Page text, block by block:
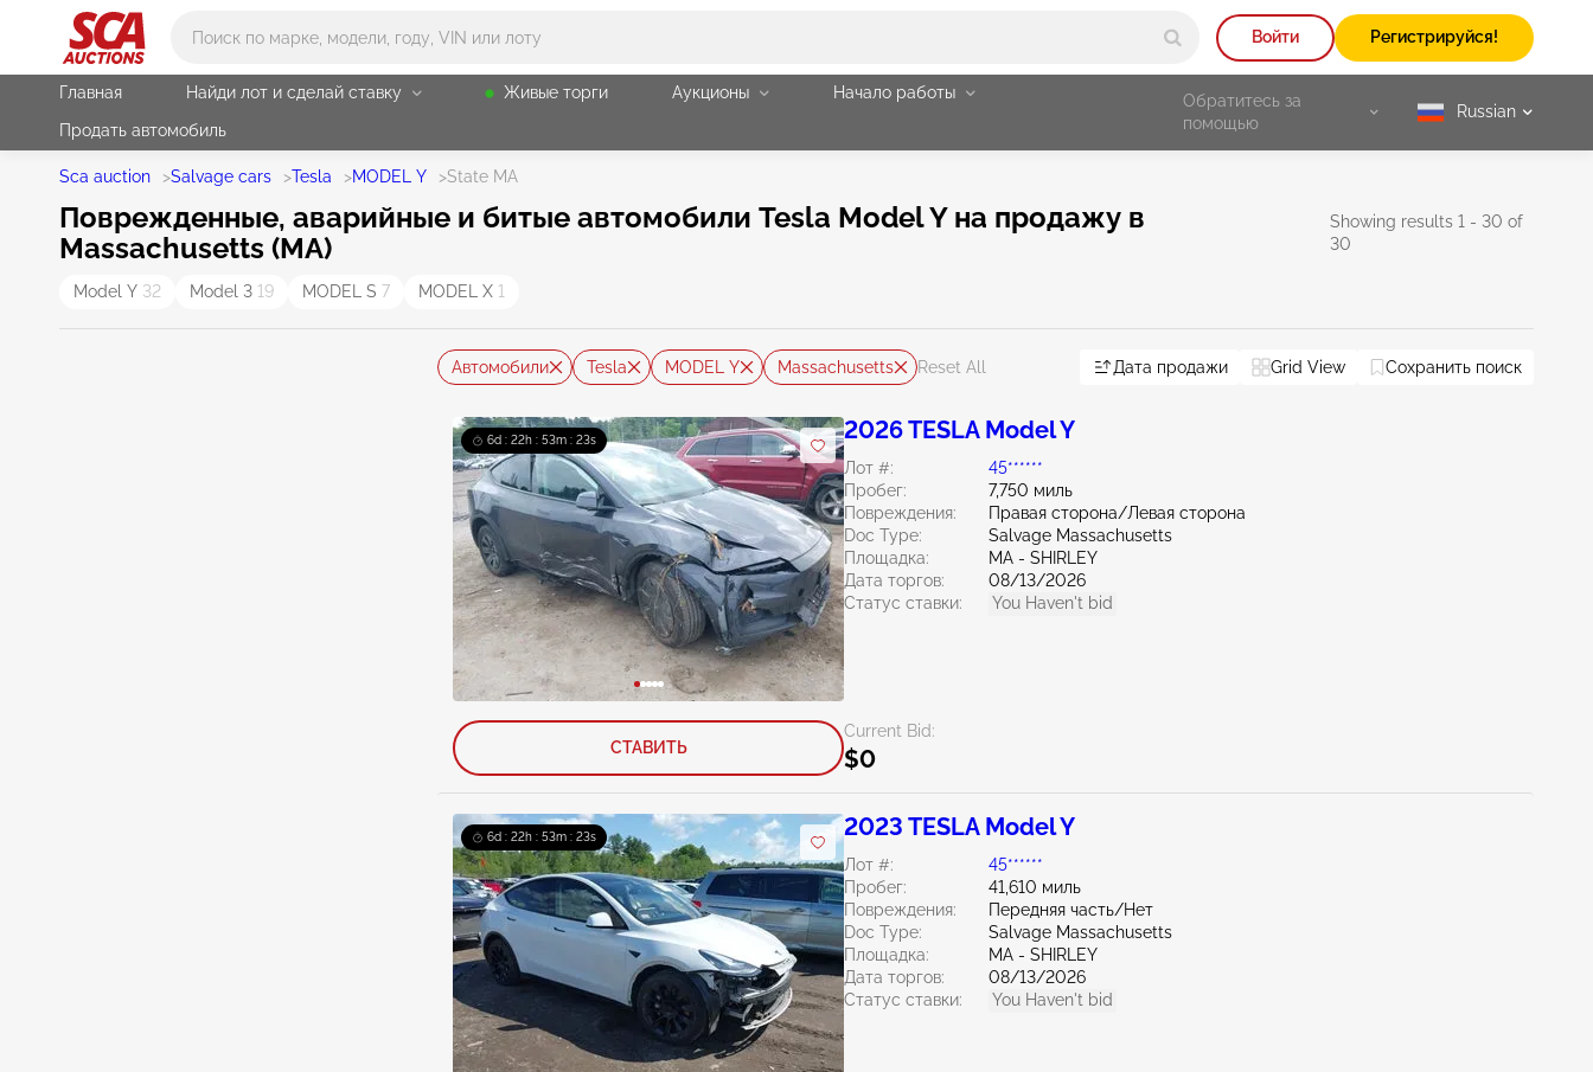
Войти Регистрируйся!
Главная Найди лот и сделай ставку Живые торги Аукционы
Начало работы
Продать автомобиль
Обратитесь за
помощью
selected
Russian
Sca auction >Salvage cars >Tesla >MODEL Y >State MA
Поврежденные, аварийные и битые автомобили Tesla Model Y на продажу в
Massachusetts (MA)
Showing results 1 - 30 of
30
Model Y 32 Model 3 19 MODEL S 7 MODEL X 1
Автомобили Tesla MODEL Y Massachusetts Reset All Дата продажи Grid View Сохранить поиск
6d : 22h : 53m : 21s 2026 TESLA Model Y
Лот #:
45******
Пробег:
7,750 миль
Повреждения:
Правая сторона/Левая сторона
Doc Type:
Salvage Massachusetts
Площадка:
MA - SHIRLEY
Дата торгов:
08/13/2026
Статус ставки:
You Haven't bid
Current Bid:
$0
СТАВИТЬ
6d : 22h : 53m : 21s 2023 TESLA Model Y
Лот #:
45******
Пробег:
41,610 миль
Повреждения:
Передняя часть/Нет
Doc Type:
Salvage Massachusetts
Площадка:
MA - SHIRLEY
Дата торгов:
08/13/2026
Статус ставки:
You Haven't bid